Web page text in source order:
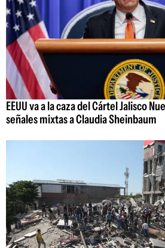
EEUU va a la caza del Cártel Jalisco
señales mixtas a Claudia Sheinbaum